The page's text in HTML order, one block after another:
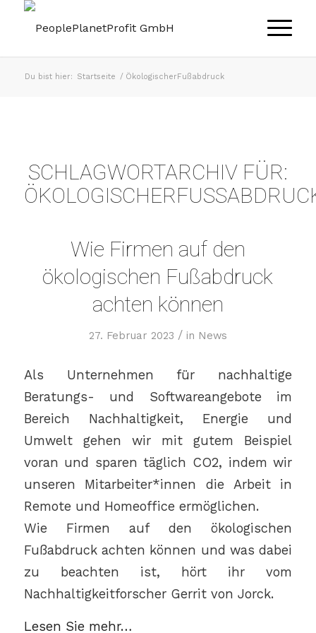
Du bist hier: Startseite / ÖkologischerFußabdruck
SCHLAGWORTARCHIV FÜR:
ÖKOLOGISCHERFUSSABDRUCK
Wie Firmen auf den
ökologischen Fußabdruck
achten können
27. Februar 2023 / in News
Als Unternehmen für nachhaltige
Beratungs- und Softwareangebote im
Bereich Nachhaltigkeit, Energie und
Umwelt gehen wir mit gutem Beispiel
voran und sparen täglich CO2, indem wir
unseren Mitarbeiter*innen die Arbeit in
Remote und Homeoffice ermöglichen.
Wie Firmen auf den ökologischen
Fußabdruck achten können und was dabei
zu beachten ist, hört ihr vom
Nachhaltigkeitforscher Gerrit von Jorck.
Lesen Sie mehr…